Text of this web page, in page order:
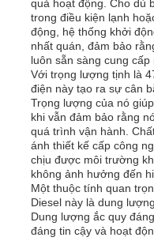
Kiểm soát chất
Liên hệ chúng tôi
Tin tức
Tất cả các trường
Yêu cầu báo giá
quả hoạt động. Cho dù
trong điều kiện lạnh
động, hệ thống khởi
nhất quán, đảm bảo
luôn sẵn sàng cung
Với trọng lượng tịnh là
điện này tạo ra sự cân
Trọng lượng của nó
khi vẫn đảm bảo rằng
quá trình vận hành.
ánh thiết kế cấp công
chịu được môi trường
không ảnh hưởng đến
Một thuộc tính quan
Diesel này là dung
Dung lượng ắc quy
đáng tin cậy và hoạt